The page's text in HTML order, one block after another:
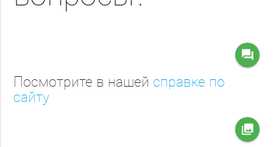
question_answer
Посмотрите в нашей справке по
сайту
collections